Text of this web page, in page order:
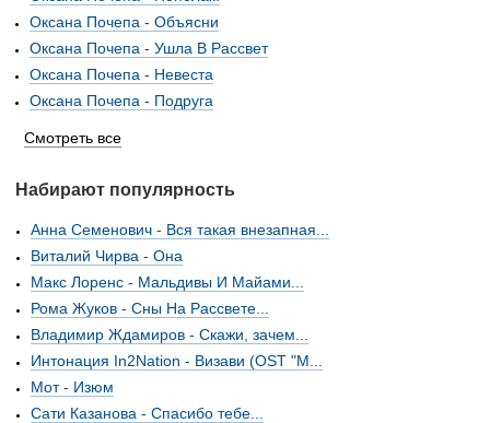
Оксана Почепа - Объясни
Оксана Почепа - Ушла В Рассвет
Оксана Почепа - Невеста
Оксана Почепа - Подруга
Смотреть все
Набирают популярность
Анна Семенович - Вся такая внезапная...
Виталий Чирва - Она
Макс Лоренс - Мальдивы И Майами...
Рома Жуков - Сны На Рассвете...
Владимир Ждамиров - Скажи, зачем...
Интонация In2Nation - Визави (OST "М...
Мот - Изюм
Сати Казанова - Спасибо тебе...